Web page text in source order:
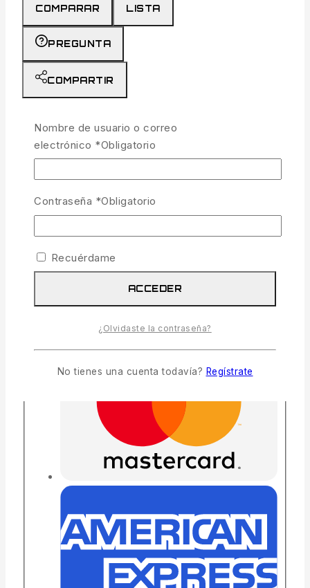
COMPARAR LISTA
PREGUNTA
COMPARTIR
Entrega estimada:Hasta 4 días hábiles
Envío y devoluciones gratis:
Nombre de usuario o correo
electrónico *Obligatorio
Contraseña *Obligatorio
Recuérdame
ACCEDER
¿Olvidaste la contraseña?
No tienes una cuenta todavía? Regístrate